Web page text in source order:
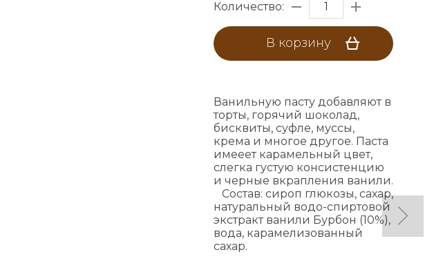
Количество:
В корзину
Ванильную пасту добавляют в
торты, горячий шоколад,
бисквиты, суфле, муссы,
крема и многое другое. Паста
имееет карамельный цвет,
слегка густую консистенцию
и черные вкрапления ванили.
Состав: сироп глюкозы, сахар,
натуральный водо-спиртовой
экстракт ванили Бурбон (10%),
вода, карамелизованный
сахар.